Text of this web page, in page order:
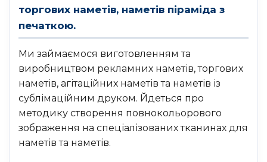
торгових наметів, наметів піраміда з
печаткою.
Ми займаємося виготовленням та
виробництвом рекламних наметів, торгових
наметів, агітаційних наметів та наметів із
сублімаційним друком. Йдеться про
методику створення повнокольорового
зображення на спеціалізованих тканинах для
наметів та наметів.